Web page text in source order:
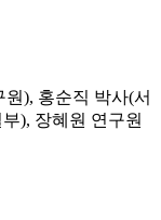
), 홍순직 박사(서
), 장혜원 연구원